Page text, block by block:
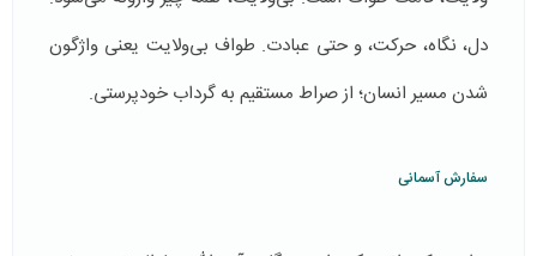
دل، نگاه، حرکت، و حتی عبادت. طواف بی‌ولایت یعنی واژگون
شدن مسیر انسان؛ از صراط مستقیم به گرداب خودپرستی.
سفارش آسمانی